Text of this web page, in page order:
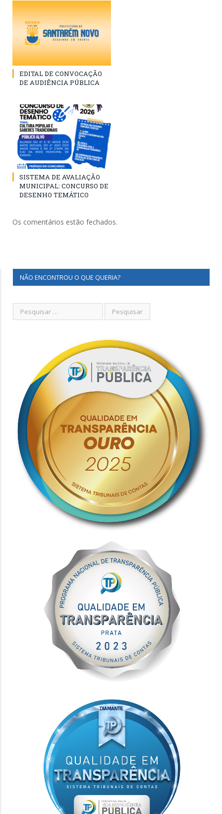
EDITAL DE CONVOCAÇÃO
DE AUDIÊNCIA PÚBLICA
SISTEMA DE AVALIAÇÃO
MUNICIPAL: CONCURSO DE
DESENHO TEMÁTICO
Os comentários estão fechados.
NÃO ENCONTROU O QUE QUERIA?